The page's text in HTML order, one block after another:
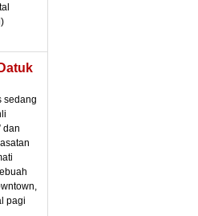
sedang
dan
pagi